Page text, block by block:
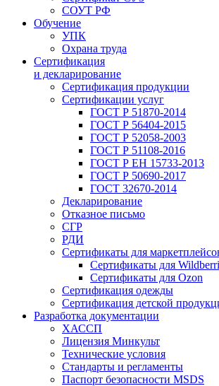
СОУТ РФ
Обучение
УПК
Охрана труда
Сертификация
и декларирование
Сертификация продукции
Сертификации услуг
ГОСТ Р 51870-2014
ГОСТ Р 56404-2015
ГОСТ Р 52058-2003
ГОСТ Р 51108-2016
ГОСТ Р ЕН 15733-2013
ГОСТ Р 50690-2017
ГОСТ 32670-2014
Декларирование
Отказное письмо
СГР
РДИ
Сертификаты для
Сертификаты для
Сертификаты для Ozon
Сертификация одежды
Сертификация детской
Разработка документации
ХАССП
Лицензия Минкульт
Технические условия
Стандарты и регламенты
Паспорт безопасности MSDS